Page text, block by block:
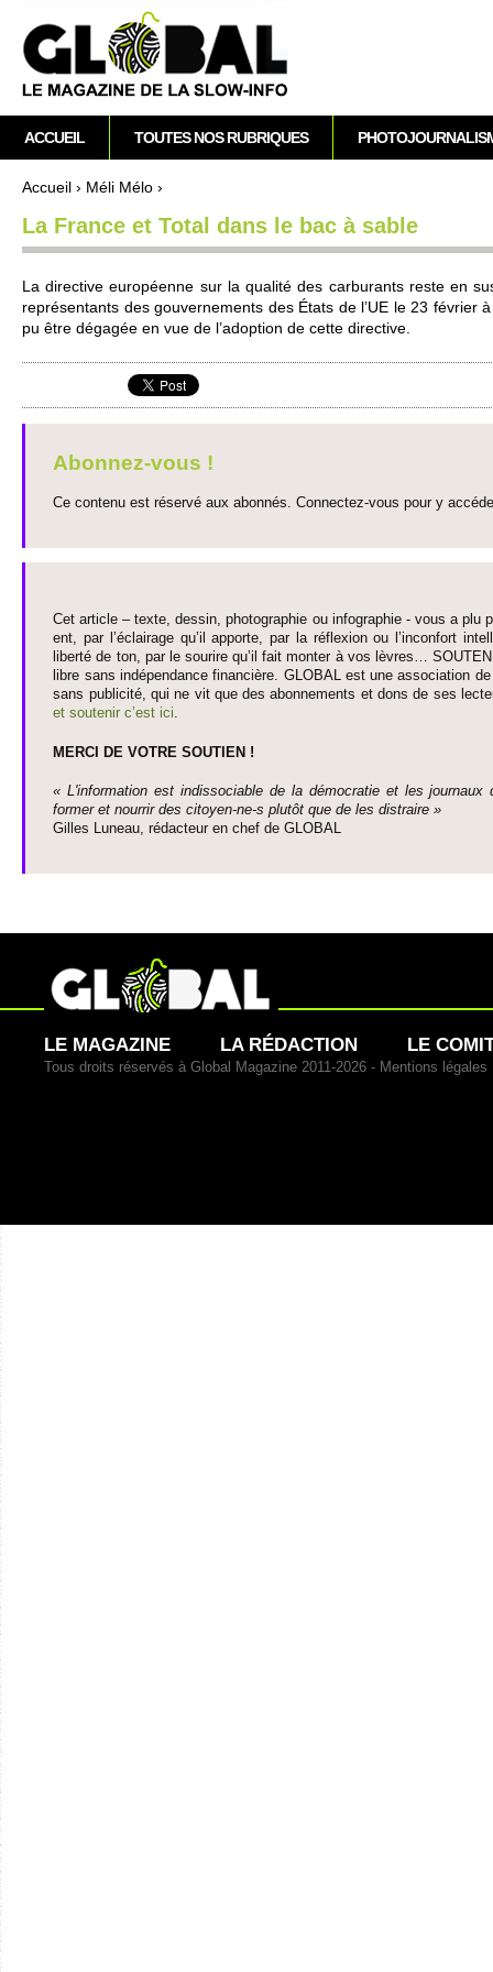
Vous êtes ici
Accueil › Méli Mélo ›
La France et Total dans le bac à sable
La dire­ctive européenne sur la qualité des carburants reste en
représentants des gouve­rne­ments des États de l’UE le 23 février
pu être dégagée en vue de l’adoption de cette dire­ctive.
Abonnez-vous !
Ce contenu est réservé aux abonnés. Connectez-vous pour y
Cet article – texte, dessin, photographie ou infographie - vous a plu
ent, par l’éclairage qu’il appo­rte, par la réflexion ou l’inconfort
liberté de ton, par le so­urire qu’il fait monter à vos lèvres…
libre sans indépendance financière. GLOBAL est une asso­ci­ation
sans publi­cité, qui ne vit que des abonne­ments et dons de ses
et so­utenir c’est ici
MERCI DE VOTRE SO­UTIEN !
« L'information est indisso­ci­able de la démo­cratie et les journaux
former et nourrir des ci­to­yen-ne-s plutôt que de les dis­traire »
Gi­lles Luneau, rédacteur en chef de GLOBAL
M
e
n
p
r
i
n
c
i
a
l
ACCUEIL TOUTES NOS RUBRIQUES
LE MAGAZINE LA RÉDACTION LE
Tous droits réservés à Global Magazine 2011-2026 - Mentions légales